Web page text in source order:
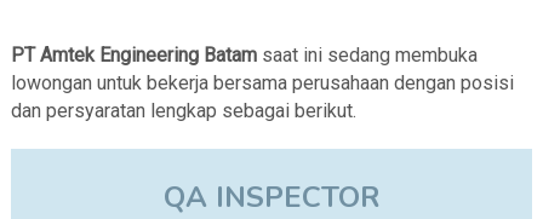
PT Amtek Engineering Batam saat ini sedang membuka
lowongan untuk bekerja bersama perusahaan dengan posisi
dan persyaratan lengkap sebagai berikut.
QA INSPECTOR